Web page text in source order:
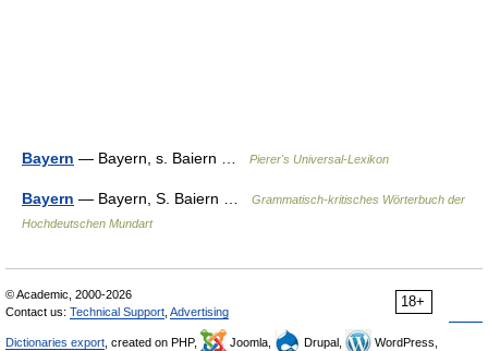
Bayern — Bayern, s. Baiern … Pierer's Universal-Lexikon
Bayern — Bayern, S. Baiern …
Grammatisch-kritisches Wörterbuch der
Hochdeutschen Mundart
18+
© Academic, 2000-2026
Contact us: Technical Support Advertising
Dictionaries export , created on PHP, Joomla, Drupal,
WordPress,